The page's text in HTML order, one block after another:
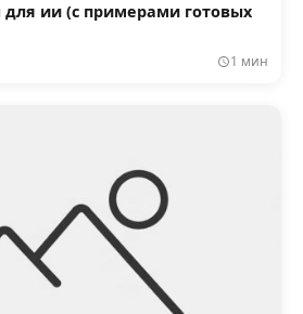
ии (с примерами готовых
1 мин